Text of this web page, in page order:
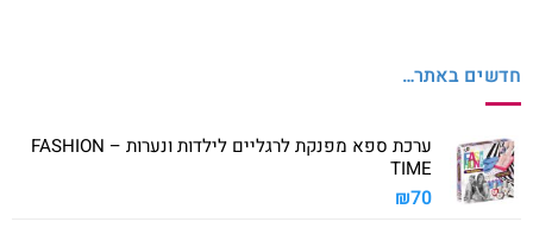
חדשים באתר…
ערכת ספא מפנקת לרגליים לילדות ונערות – FASHION
TIME
₪70